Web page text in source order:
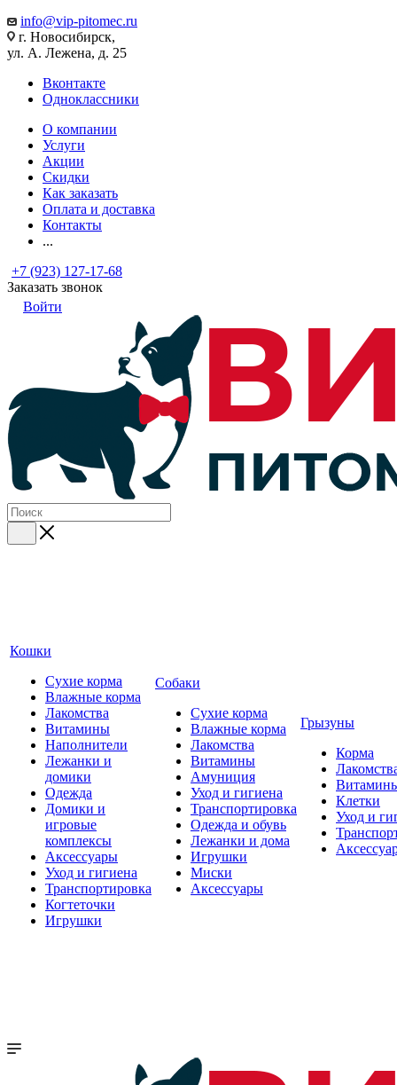
info@vip-pitomec.ru
г. Новосибирск,
ул. А. Лежена, д. 25
Вконтакте
Одноклассники
О компании
Услуги
Акции
Скидки
Как заказать
Оплата и доставка
Контакты
...
+7 (923) 127-17-68
Заказать звонок
Войти
Кошки
Сухие корма
Влажные корма
Лакомства
Витамины
Наполнители
Лежанки и
домики
Одежда
Домики и
игровые
комплексы
Аксессуары
Уход и гигиена
Транспортировка
Когтеточки
Игрушки
Собаки
Сухие корма
Влажные корма
Лакомства
Витамины
Амуниция
Уход и гигиена
Транспортировка
Одежда и обувь
Лежанки и дома
Игрушки
Миски
Аксессуары
Грызуны
Корма
Клетки
Уход и